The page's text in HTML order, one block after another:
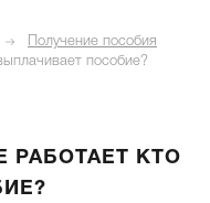
Получение пособия
пособие?
РАБОТАЕТ КТО